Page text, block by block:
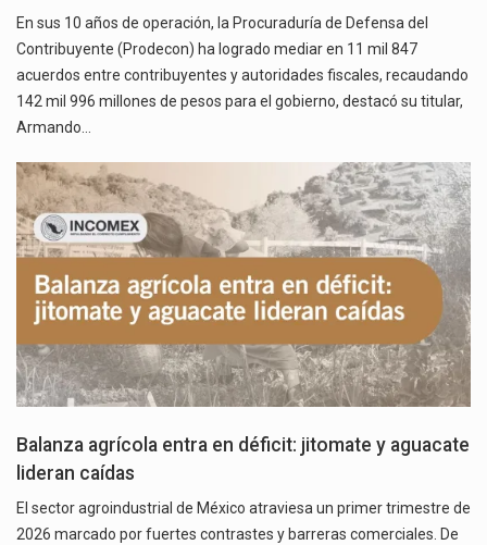
En sus 10 años de operación, la Procuraduría de Defensa del
Contribuyente (Prodecon) ha logrado mediar en 11 mil 847
acuerdos entre contribuyentes y autoridades fiscales, recaudando
142 mil 996 millones de pesos para el gobierno, destacó su titular,
Armando…
Balanza agrícola entra en déficit: jitomate y aguacate
lideran caídas
El sector agroindustrial de México atraviesa un primer trimestre de
2026 marcado por fuertes contrastes y barreras comerciales. De